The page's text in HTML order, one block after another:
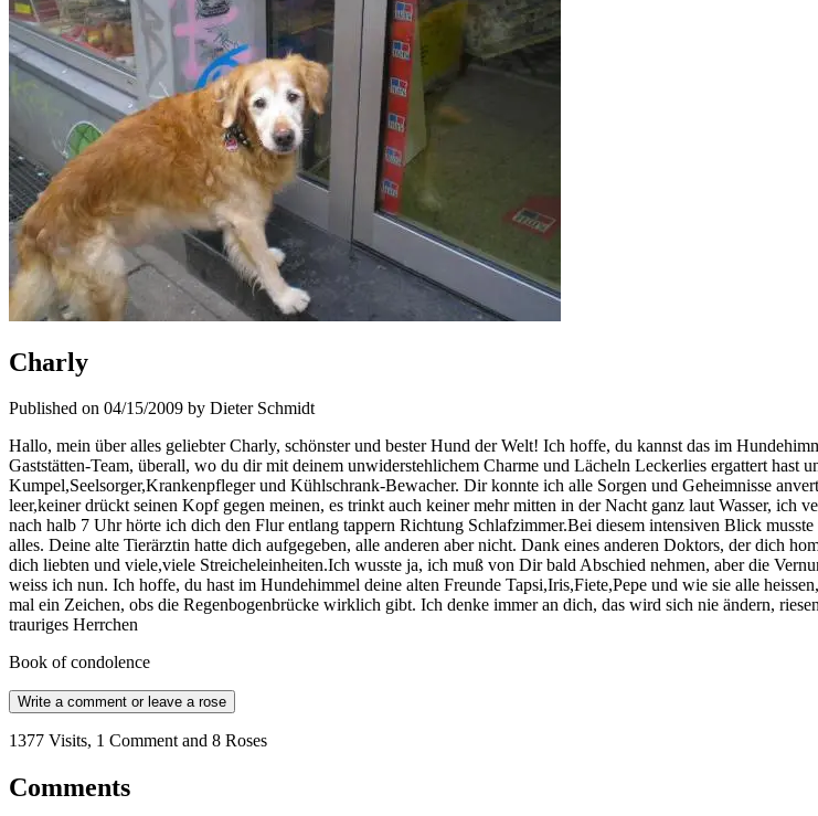
Charly
Published on 04/15/2009 by Dieter Schmidt
Hallo, mein über alles geliebter Charly, schönster und bester Hund der Welt! Ich hoffe, du kannst das im
Gaststätten-Team, überall, wo du dir mit deinem unwiderstehlichem Charme und Lächeln Leckerlies ergattert hast
Kumpel,Seelsorger,Krankenpfleger und Kühlschrank-Bewacher. Dir konnte ich alle Sorgen und Geheimnisse
leer,keiner drückt seinen Kopf gegen meinen, es trinkt auch keiner mehr mitten in der Nacht ganz laut Wasser, ich
nach halb 7 Uhr hörte ich dich den Flur entlang tappern Richtung Schlafzimmer.Bei diesem intensiven Blick
alles. Deine alte Tierärztin hatte dich aufgegeben, alle anderen aber nicht. Dank eines anderen Doktors, der dich
dich liebten und viele,viele Streicheleinheiten.Ich wusste ja, ich muß von Dir bald Abschied nehmen, aber die
weiss ich nun. Ich hoffe, du hast im Hundehimmel deine alten Freunde Tapsi,Iris,Fiete,Pepe und wie sie alle
mal ein Zeichen, obs die Regenbogenbrücke wirklich gibt. Ich denke immer an dich, das wird sich nie ändern,
trauriges Herrchen
Book of condolence
Write a comment or leave a rose
1377 Visits, 1 Comment and 8 Roses
Comments